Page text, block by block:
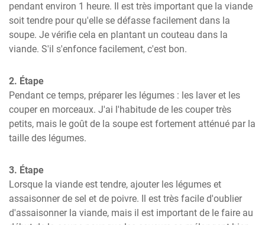
pendant environ 1 heure. Il est très important que la viande
soit tendre pour qu'elle se défasse facilement dans la
soupe. Je vérifie cela en plantant un couteau dans la
viande. S'il s'enfonce facilement, c'est bon.
2. Étape
Pendant ce temps, préparer les légumes : les laver et les
couper en morceaux. J'ai l'habitude de les couper très
petits, mais le goût de la soupe est fortement atténué par la
taille des légumes.
3. Étape
Lorsque la viande est tendre, ajouter les légumes et
assaisonner de sel et de poivre. Il est très facile d'oublier
d'assaisonner la viande, mais il est important de le faire au